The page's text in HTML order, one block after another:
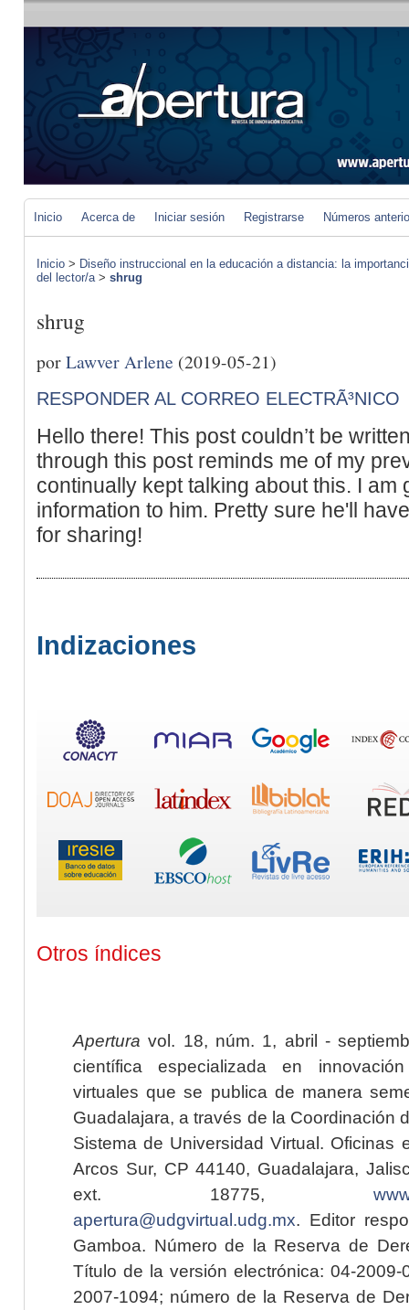
Inicio Acerca de Iniciar sesión Registrarse Números
Inicio > Diseño instruccional en la educación a distancia: la
del lector/a> shrug
shrug
porLawver Arlene (2019-05-21)
RESPONDER AL CORREO ELECTRÃ³NICO
Hello there! This post couldn’t be
through this post reminds me of my
continually kept talking about this. I am
information to him. Pretty sure he'll
for sharing!
Indizaciones
Otros índices
Apertura vol. 18, núm. 1, abril -
científica especializada en
virtuales que se publica de manera
Guadalajara, a través de la Coordinación
Sistema de Universidad Virtual. Oficinas
Arcos Sur, CP 44140, Guadalajara,
ext. 18775,
apertura@udgvirtual.udg.mx. Editor
Gamboa. Número de la Reserva de
Título de la versión electrónica: 04-2009-
2007-1094; número de la Reserva de